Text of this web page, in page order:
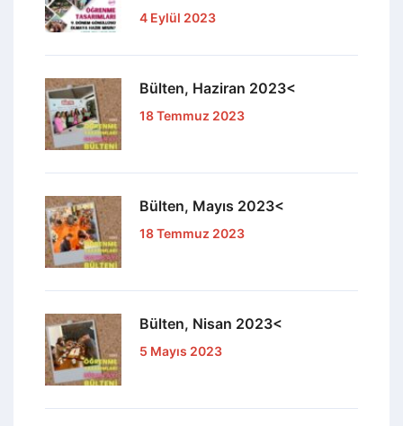
4 Eylül 2023
Bülten, Haziran 2023<
18 Temmuz 2023
Bülten, Mayıs 2023<
18 Temmuz 2023
Bülten, Nisan 2023<
5 Mayıs 2023